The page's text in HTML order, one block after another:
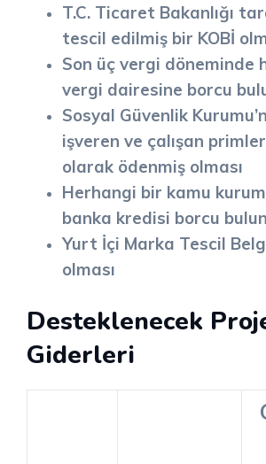
T.C. Ticaret Bakanlığı
tescil edilmiş bir KOBİ
Son üç vergi döneminde
vergi dairesine borcu
Sosyal Güvenlik
işveren ve çalışan
olarak ödenmiş olması
Herhangi bir kamu
banka kredisi borcu
Yurt İçi Marka Tescil
olması
Desteklenecek
Giderleri